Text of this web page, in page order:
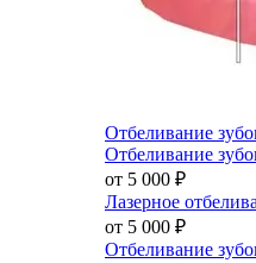
Отбеливание
Отбеливание
от 5 000 ₽
Лазерное
от 5 000 ₽
Отбеливание